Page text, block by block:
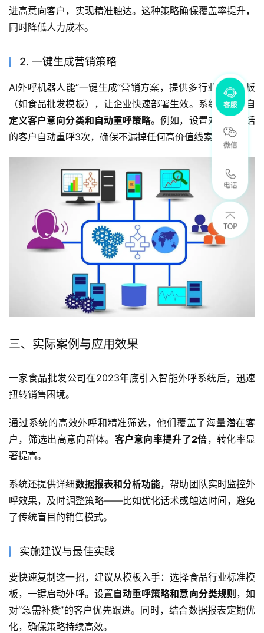
进高意向客户，实现精准触达。这种策略确保覆盖率提升，
同时降低人力成本。
2. 一键生成营销策略
AI外呼机器人能“一键生成”营销方案，提供多行业标准模板
（如食品批发模板），让企业快速部署生效。系统还支持 自
定义客户意向分类和自动重呼策略。例如，设置对未接电话
的客户自动重呼3次，确保不漏掉任何高价值线索。
三、实际案例与应用效果
一家食品批发公司在2023年底引入智能外呼系统后，迅速
扭转销售困境。
通过系统的高效外呼和精准筛选，他们覆盖了海量潜在客
户，筛选出高意向群体。 客户意向率提升了2倍，转化率显
著提高。
系统还提供详细数据报表和分析功能，帮助团队实时监控外
呼效果，及时调整策略——比如优化话术或触达时间，避免
了传统盲目的销售模式。
实施建议与最佳实践
要快速复制这一招，建议从模板入手：选择食品行业标准模
板，一键启动外呼。设置自动重呼策略和意向分类规则，如
对“急需补货”的客户优先跟进。同时，结合数据报表定期优
化，确保策略持续高效。